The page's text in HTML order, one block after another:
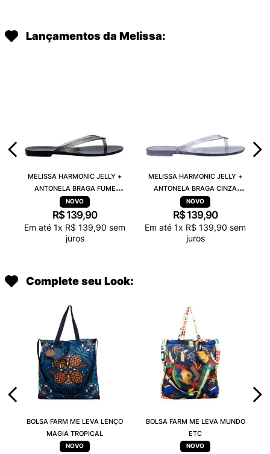
Lançamentos da Melissa:
MELISSA HARMONIC JELLY +
ANTONELA BRAGA FUME
TRANSPARENTE 38263
R$ 139,90
Em até 1x R$ 139,90 sem
juros
MELISSA HARMONIC JELLY +
ANTONELA BRAGA CINZA
TRANSPARENTE 38263
R$ 139,90
Em até 1x R$ 139,90 sem
juros
Complete seu Look:
BOLSA FARM ME LEVA LENÇO
MAGIA TROPICAL
BOLSA FARM ME LEVA MUNDO
ETC